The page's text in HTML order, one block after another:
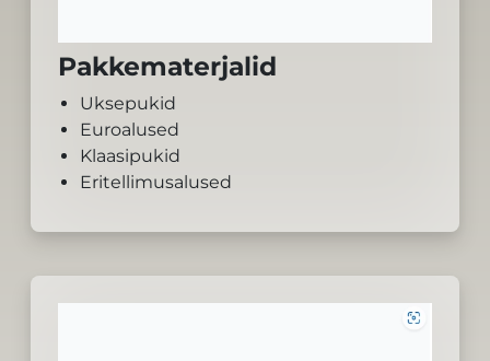
Pakkematerjalid
Uksepukid
Euroalused
Klaasipukid
Eritellimusalused